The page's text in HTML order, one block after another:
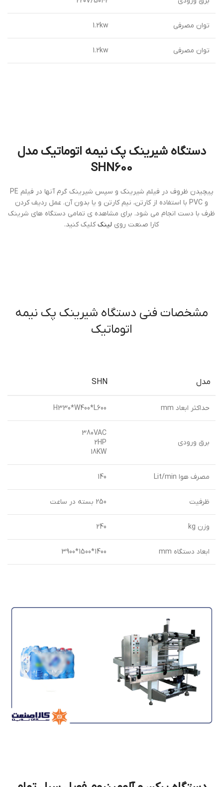
توان مصرفی 1.2kw
توان مصرفی 1.2kw
دستگاه شيرينك پك نيمه اتوماتيك مدل
SHN600
پيچيدن ظروف در فيلم شيرينك و سپس شيرينك گرم آنها در فيلم PE
و PVC با استفاده از كارتن، نيم كارتن و يا بدون آن. عمل رديف كردن
ظرف با دست انجام مي شود. برای مشاهده ی تمامی دستگاه های شرینک
کارا صنعت روی لینککلیک کنید.
مشخصات فنی دستگاه شيرينك پك نيمه
اتوماتيك
مدل SHN
حداكثر ابعاد mm H330*W400*L600
برق ورودي
380VAC
2HP
18KW
مصرف هوا Lit/min 140
ظرفيت 250 بسته در ساعت
وزن kg 240
ابعاد دستگاه mm 1400*1500*3900